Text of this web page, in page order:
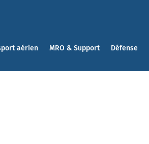
aérien MRO & Support Défense